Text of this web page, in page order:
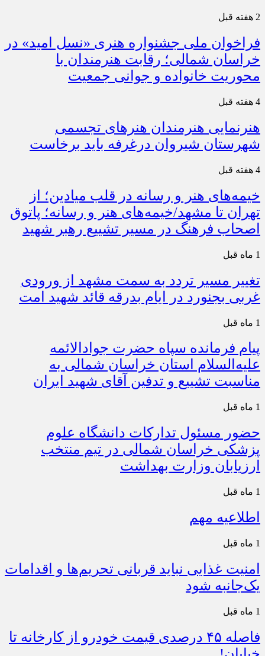
2 هفته قبل
فراخوان ملی جشنواره هنری «نسل امید» در
خراسان شمالی؛ رقابت هنرمندان با
محوریت خانواده و جوانی جمعیت
4 هفته قبل
هنرنمایی هنرمندان هنرهای تجسمی
شهرستان شیروان درغرفه باید برخاست
4 هفته قبل
خیمه‌های هنر و رسانه در قلب میادین؛ از
تهران تا مشهد/خیمه‌های هنر و رسانه؛ پاتوق
اصحاب فرهنگ در مسیر تشییع رهبر شهید
1 ماه قبل
تغییر مسیر تردد به سمت مشهد از ورودی
غربی بجنورد در ایام بدرقه قائد شهید امت
1 ماه قبل
پیام فرمانده سپاه حضرت جوادالائمه
علیه‌السلام استان خراسان شمالی به
مناسبت تشییع و تدفین آقای شهید ایران
1 ماه قبل
حضور مسئول تدارکات دانشگاه علوم
پزشکی خراسان شمالی در تیم منتخب
ارزیابان وزارت بهداشت
1 ماه قبل
اطلاعیه مهم
1 ماه قبل
امنیت غذایی نباید قربانی تحریم‌ها و اقدامات
یک‌جانبه شود
1 ماه قبل
فاصله ۴۵ درصدی قیمت خودرو از کارخانه تا